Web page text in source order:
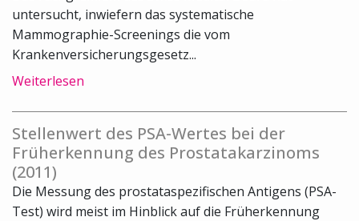
untersucht, inwiefern das systematische
Mammographie-Screenings die vom
Krankenversicherungsgesetz...
Weiterlesen
Stellenwert des PSA-Wertes bei der
Früherkennung des Prostatakarzinoms
(2011)
Die Messung des prostataspezifischen Antigens (PSA-
Test) wird meist im Hinblick auf die Früherkennung